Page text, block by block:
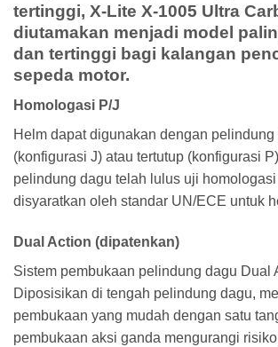
tertinggi, X-Lite X-1005 Ultra
diutamakan menjadi model
dan tertinggi bagi kalangan
sepeda motor.
Homologasi P/J
Helm dapat digunakan dengan pelindung
(konfigurasi J) atau tertutup (konfigurasi
pelindung dagu telah lulus uji
disyaratkan oleh standar UN/ECE untuk
Dual Action (dipatenkan)
Sistem pembukaan pelindung dagu Dual
Diposisikan di tengah pelindung dagu,
pembukaan yang mudah dengan satu
pembukaan aksi ganda mengurangi